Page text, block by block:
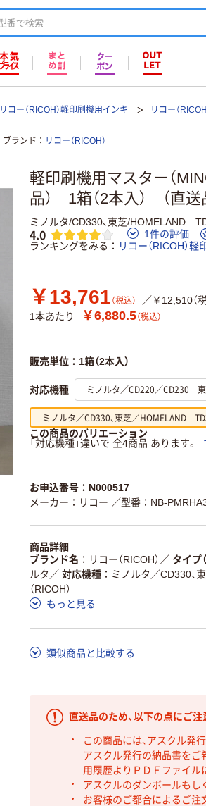
リコー（RICOH）軽印刷機用インキ リコー（
ブランド リコー（RICOH）
軽印刷機用マスター（
品） 1箱（2本入） （直送
ミノルタ/CD330、東芝/HOMELAND
4.0 1件の評価
ランキングをみる
リコー（RICOH）
￥13,761 （税込）
／￥12,510（
1本あたり
￥6,880.5（税込）
販売単位：1箱（2本入）
対応機種 ミノルタ／CD220／CD230
ミノルタ／CD330、東芝／HOMELAND
この商品のバリエーション
「対応機種」違いで 全4商品 あります。
お申込番号：N000517
メーカー：リコー ／型番：NB-
商品詳細
ブランド名
リコー（RICOH） ／ タイプ
ルタ ／ 対応機種 ミノルタ／CD330
（RICOH）
もっと見る
類似商品と比較する
直送品のため、以下の点にご注
この商品には、アスクル発
アスクル発行の納品書をご
用履歴よりＰＤＦファイル
アスクルのダンボールもし
お客様のご都合によるご注